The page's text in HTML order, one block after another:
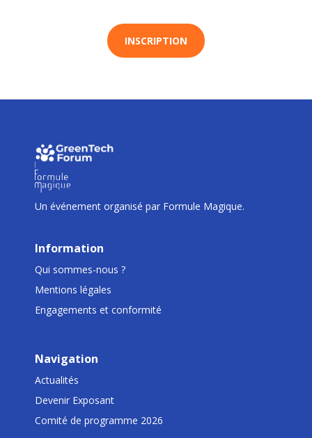
INSCRIPTION
III
Un événement organisé par Formule Magique.
Information
Qui sommes-nous ?
Mentions légales
Engagements et conformité
Navigation
Actualités
Devenir Exposant
Comité de programme 2026